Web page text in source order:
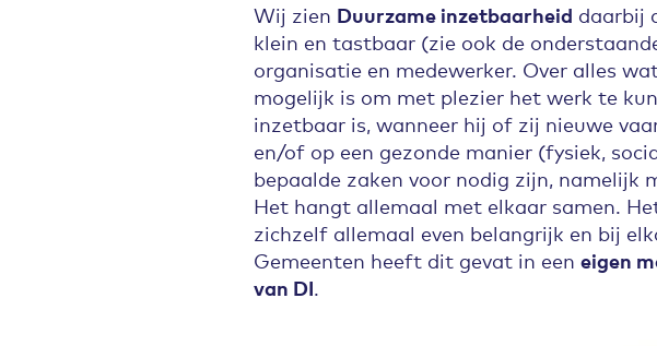
Wij zien Duurzame inzetbaarheid daarbij
klein en tastbaar (zie ook de
organisatie en medewerker. Over alles
mogelijk is om met plezier het werk te
inzetbaar is, wanneer hij of zij nieuwe
en/of op een gezonde manier (fysiek,
bepaalde zaken voor nodig zijn,
Het hangt allemaal met elkaar samen.
zichzelf allemaal even belangrijk en bij
Gemeenten heeft dit gevat in een eigen
van DI.